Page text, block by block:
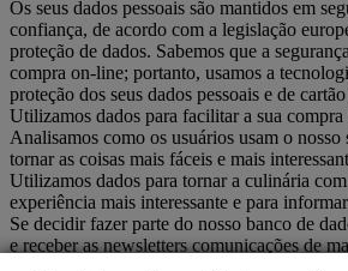
Os seus dados pessoais são mantidos em
confiança, de acordo com a legislação
proteção de dados. Sabemos que a
compra on-line; portanto, usamos a
proteção dos seus dados pessoais e de
Utilizamos dados para facilitar a sua compra
Analisamos como os usuários usam o nosso
tornar as coisas mais fáceis e mais
Utilizamos dados para tornar a culinária
experiência mais interessante e para
Se decidir fazer parte do nosso banco de
e receber as newsletters comunicações de